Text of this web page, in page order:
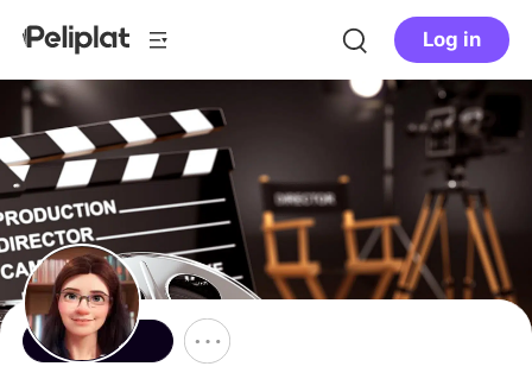
Log in
Follow